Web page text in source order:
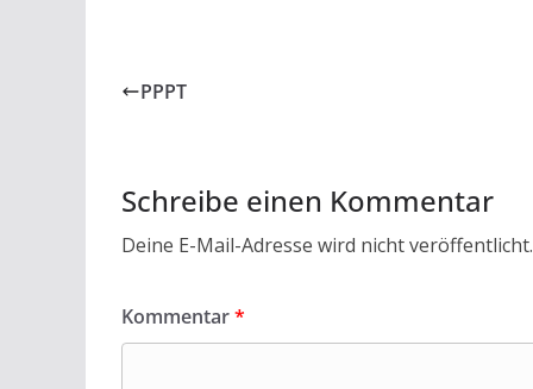
PPPT
Schreibe einen Kommentar
Deine E-Mail-Adresse wird nicht veröffentlicht.
Kommentar*